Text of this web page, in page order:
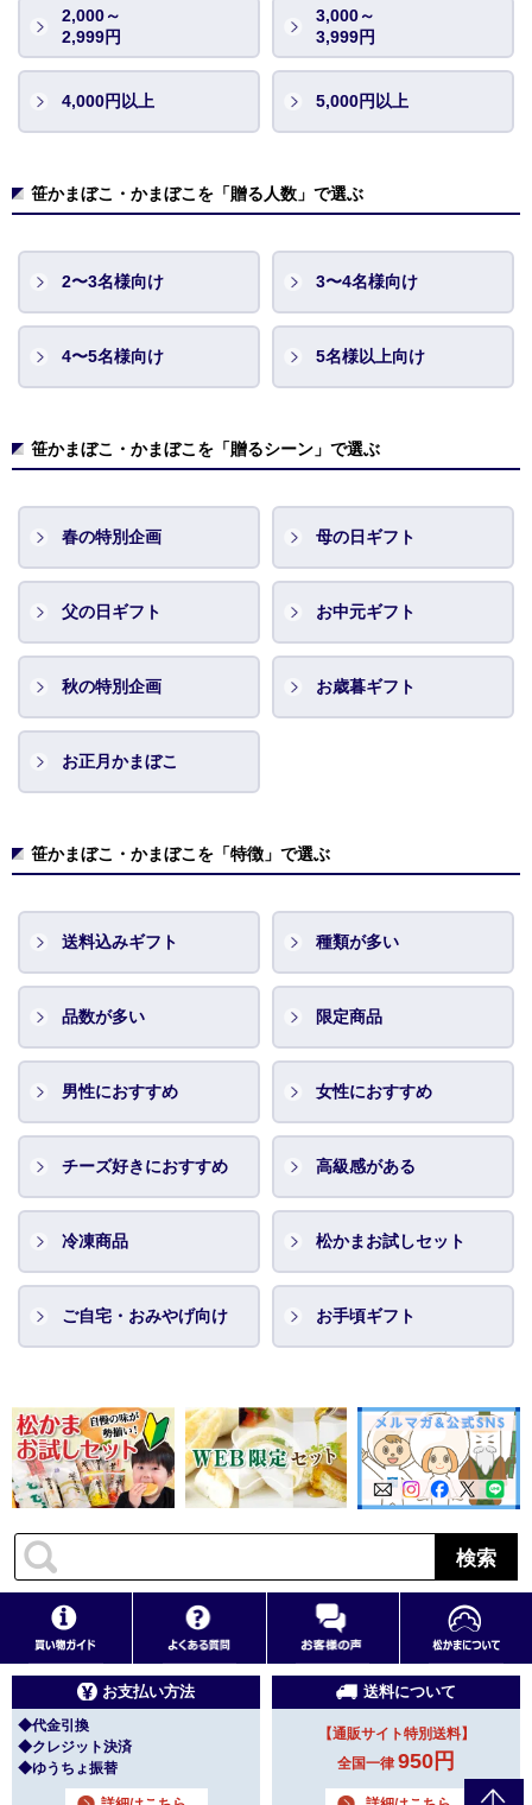
2,000～
2,999円
3,000～
3,999円
4,000円以上 5,000円以上
笹かまぼこ・かまぼこを「贈る人数」で選ぶ
2〜3名様向け 3〜4名様向け
4〜5名様向け 5名様以上向け
笹かまぼこ・かまぼこを「贈るシーン」で選ぶ
春の特別企画 母の日ギフト
父の日ギフト お中元ギフト
秋の特別企画 お歳暮ギフト
お正月かまぼこ
笹かまぼこ・かまぼこを「特徴」で選ぶ
送料込みギフト 種類が多い
品数が多い 限定商品
男性におすすめ 女性におすすめ
チーズ好きにおすすめ 高級感がある
冷凍商品 松かまお試しセット
ご自宅・おみやげ向け お手頃ギフト
検索
お支払い方法
◆代金引換
◆クレジット決済
◆ゆうちょ振替
送料について
【通販サイト特別送料】
全国一律 950円